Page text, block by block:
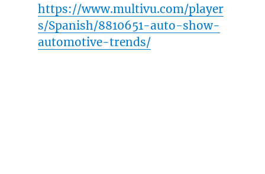
https://www.multivu.com/player
s/Spanish/8810651-auto-show-
automotive-trends/